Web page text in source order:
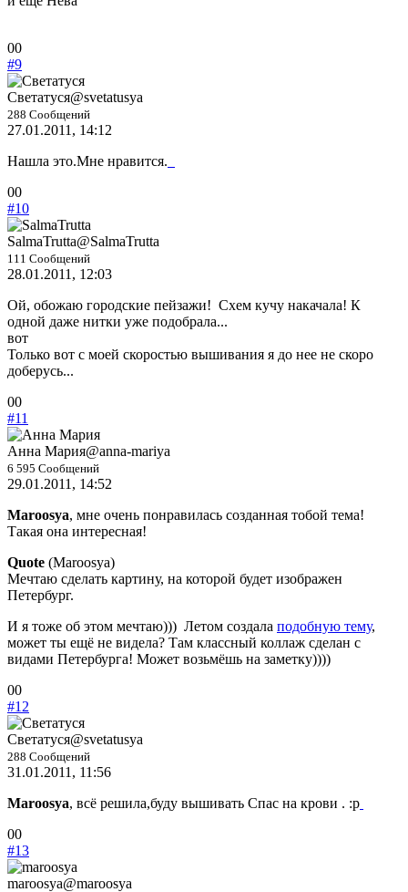
Голосуйте
-
палец
вниз.
0Голосуйте
-
палец
вверх.
0
#9
Светатуся@svetatusya
288 Сообщений
27.01.2011, 14:12
Нашла это.Мне нравится.
Голосуйте
-
палец
вниз.
0Голосуйте
-
палец
вверх.
0
#10
SalmaTrutta@SalmaTrutta
111 Сообщений
28.01.2011, 12:03
Ой, обожаю городские пейзажи! Схем кучу накачала! К
одной даже нитки уже подобрала...
вот
Только вот с моей скоростью вышивания я до нее не скоро
доберусь...
Голосуйте
-
палец
вниз.
0Голосуйте
-
палец
вверх.
0
#11
Анна Мария@anna-mariya
6 595 Сообщений
29.01.2011, 14:52
Maroosya, мне очень понравилась созданная тобой тема!
Такая она интересная!
Quote (Maroosya)
Мечтаю сделать картину, на которой будет изображен
Петербург.
И я тоже об этом мечтаю))) Летом создала подобную тему,
может ты ещё не видела? Там классный коллаж сделан с
видами Петербурга! Может возьмёшь на заметку))))
Голосуйте
-
палец
вниз.
0Голосуйте
-
палец
вверх.
0
#12
Светатуся@svetatusya
288 Сообщений
31.01.2011, 11:56
Maroosya, всё решила,буду вышивать Спас на крови . :p
Голосуйте
-
палец
вниз.
0Голосуйте
-
палец
вверх.
0
#13
maroosya@maroosya